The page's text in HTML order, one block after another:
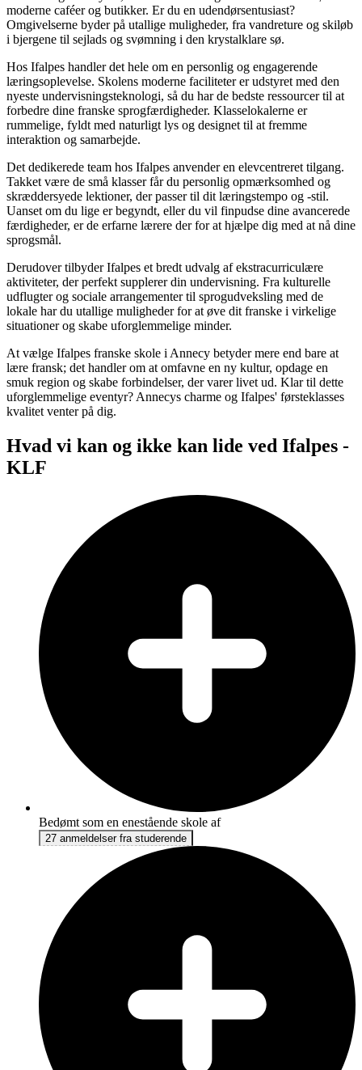
moderne caféer og butikker. Er du en udendørsentusiast?
Omgivelserne byder på utallige muligheder, fra vandreture og skiløb
i bjergene til sejlads og svømning i den krystalklare sø.
Hos Ifalpes handler det hele om en personlig og engagerende
læringsoplevelse. Skolens moderne faciliteter er udstyret med den
nyeste undervisningsteknologi, så du har de bedste ressourcer til at
forbedre dine franske sprogfærdigheder. Klasselokalerne er
rummelige, fyldt med naturligt lys og designet til at fremme
interaktion og samarbejde.
Det dedikerede team hos Ifalpes anvender en elevcentreret tilgang.
Takket være de små klasser får du personlig opmærksomhed og
skræddersyede lektioner, der passer til dit læringstempo og -stil.
Uanset om du lige er begyndt, eller du vil finpudse dine avancerede
færdigheder, er de erfarne lærere der for at hjælpe dig med at nå dine
sprogsmål.
Derudover tilbyder Ifalpes et bredt udvalg af ekstracurriculære
aktiviteter, der perfekt supplerer din undervisning. Fra kulturelle
udflugter og sociale arrangementer til sprogudveksling med de
lokale har du utallige muligheder for at øve dit franske i virkelige
situationer og skabe uforglemmelige minder.
At vælge Ifalpes franske skole i Annecy betyder mere end bare at
lære fransk; det handler om at omfavne en ny kultur, opdage en
smuk region og skabe forbindelser, der varer livet ud. Klar til dette
uforglemmelige eventyr? Annecys charme og Ifalpes' førsteklasses
kvalitet venter på dig.
Hvad vi kan og ikke kan lide ved Ifalpes -
KLF
Bedømt som en enestående skole af
27 anmeldelser fra studerende